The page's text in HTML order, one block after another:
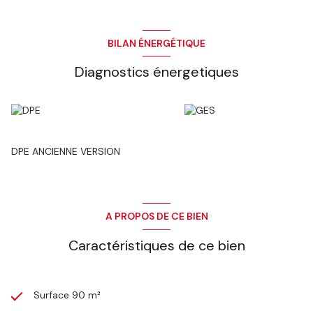
BILAN ÉNERGÉTIQUE
Diagnostics énergetiques
DPE ANCIENNE VERSION
A PROPOS DE CE BIEN
Caractéristiques de ce bien
Surface 90 m²